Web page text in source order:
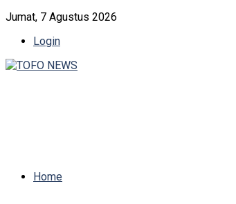
Jumat, 7 Agustus 2026
Login
Home